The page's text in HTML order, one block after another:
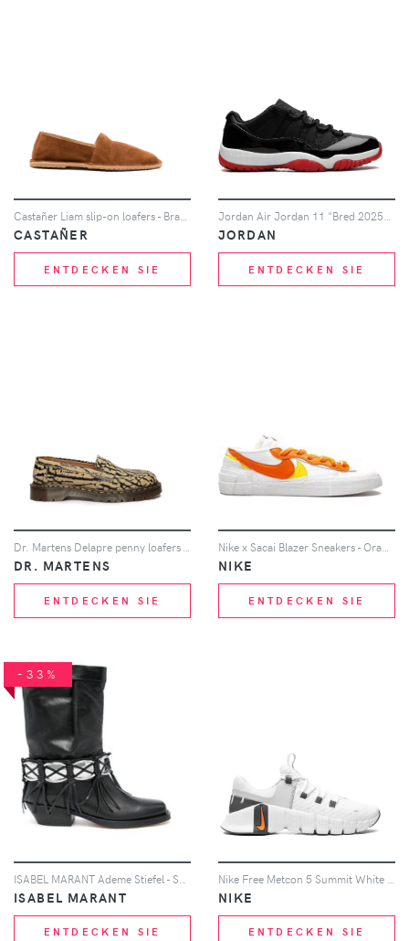
CASTAÑER
ENTDECKEN SIE
JORDAN
ENTDECKEN SIE
Dr. Martens Delapre penny loafers - Nude
DR. MARTENS
ENTDECKEN SIE
Nike x Sacai Blazer Sneakers - Orange
NIKE
ENTDECKEN SIE
-33%
ISABEL MARANT
ENTDECKEN SIE
NIKE
ENTDECKEN SIE